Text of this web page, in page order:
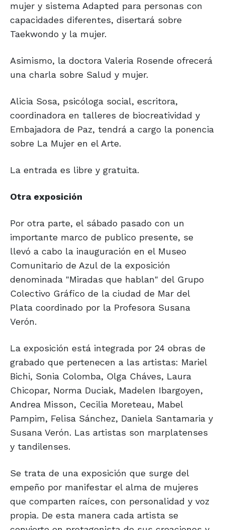
mujer y sistema Adapted para personas con
capacidades diferentes, disertará sobre
Taekwondo y la mujer.
Asimismo, la doctora Valeria Rosende ofrecerá
una charla sobre Salud y mujer.
Alicia Sosa, psicóloga social, escritora,
coordinadora en talleres de biocreatividad y
Embajadora de Paz, tendrá a cargo la ponencia
sobre La Mujer en el Arte.
La entrada es libre y gratuita.
Otra exposición
Por otra parte, el sábado pasado con un
importante marco de publico presente, se
llevó a cabo la inauguración en el Museo
Comunitario de Azul de la exposición
denominada "Miradas que hablan" del Grupo
Colectivo Gráfico de la ciudad de Mar del
Plata coordinado por la Profesora Susana
Verón.
La exposición está integrada por 24 obras de
grabado que pertenecen a las artistas: Mariel
Bichi, Sonia Colomba, Olga Cháves, Laura
Chicopar, Norma Duciak, Madelen Ibargoyen,
Andrea Misson, Cecilia Moreteau, Mabel
Pampim, Felisa Sánchez, Daniela Santamaria y
Susana Verón. Las artistas son marplatenses
y tandilenses.
Se trata de una exposición que surge del
empeño por manifestar el alma de mujeres
que comparten raíces, con personalidad y voz
propia. De esta manera cada artista se